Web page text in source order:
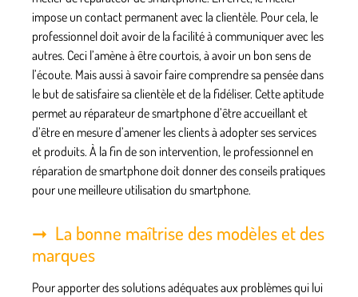
impose un contact permanent avec la clientèle. Pour cela, le
professionnel doit avoir de la facilité à communiquer avec les
autres. Ceci l’amène à être courtois, à avoir un bon sens de
l’écoute. Mais aussi à savoir faire comprendre sa pensée dans
le but desatisfaire sa clientèleet de la fidéliser. Cette aptitude
permet au réparateur de smartphone d’être accueillant et
d’être en mesure d’amener les clients à adopter ses services
et produits. À la fin de son intervention, le professionnel en
réparation de smartphone doit donner des conseils pratiques
pour une meilleure utilisation du smartphone.
La bonne maîtrise des modèles et des
marques
Pour apporter des solutions adéquates aux problèmes qui lui